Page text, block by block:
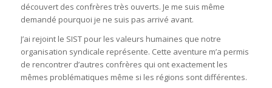
découvert des confrères très ouverts. Je me suis même
demandé pourquoi je ne suis pas arrivé avant.
J’ai rejoint le SIST pour les valeurs humaines que notre
organisation syndicale représente. Cette aventure m’a permis
de rencontrer d’autres confrères qui ont exactement les
mêmes problématiques même si les régions sont différentes.